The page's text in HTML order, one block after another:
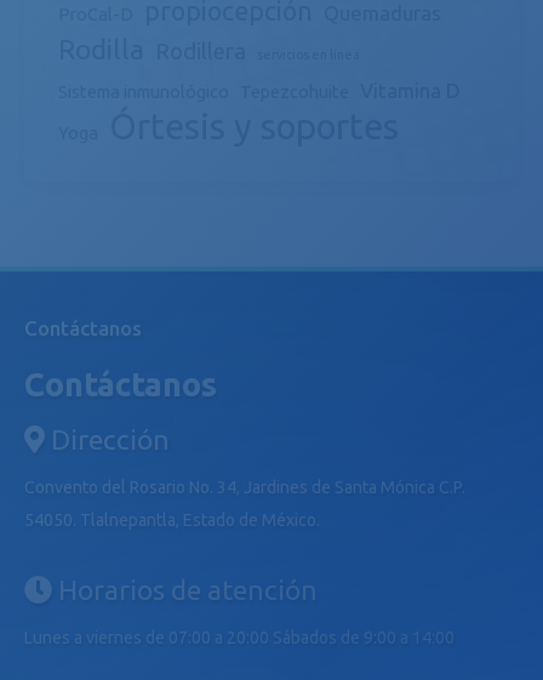
Contáctanos
Contáctanos
Dirección
Convento del Rosario No. 34, Jardines de Santa Mónica C.P.
54050. Tlalnepantla, Estado de México.
Horarios de atención
Lunes a viernes de 07:00 a 20:00 Sábados de 9:00 a 14:00